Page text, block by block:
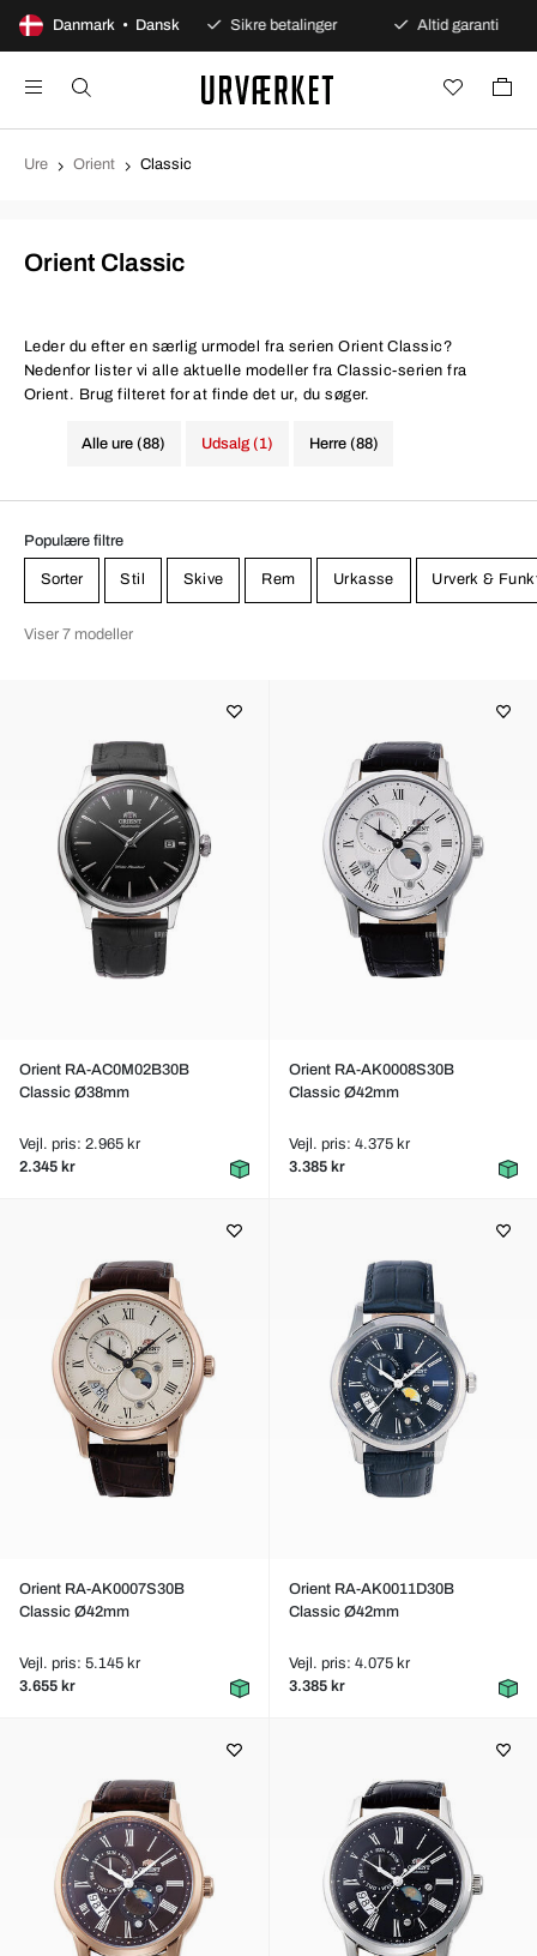
Danmark • Dansk
dages åbent køb Sikre betalinger Altid garanti
Ure Orient Classic
Orient Classic
Leder du efter en særlig urmodel fra serien Orient Classic?
Nedenfor lister vi alle aktuelle modeller fra Classic-serien fra
Orient. Brug filteret for at finde det ur, du søger.
Alle ure (88) Herre (88)
Udsalg (1)
Populære filtre
Sorter Stil Skive Rem Urkasse Urverk &
Viser 7 modeller
Orient RA-AC0M02B30B
Classic Ø38mm
Vejl. pris: 2.965 kr
2.345 kr
Orient RA-AK0008S30B
Classic Ø42mm
Vejl. pris: 4.375 kr
3.385 kr
Orient RA-AK0007S30B
Classic Ø42mm
Vejl. pris: 5.145 kr
3.655 kr
Orient RA-AK0011D30B
Classic Ø42mm
Vejl. pris: 4.075 kr
3.385 kr